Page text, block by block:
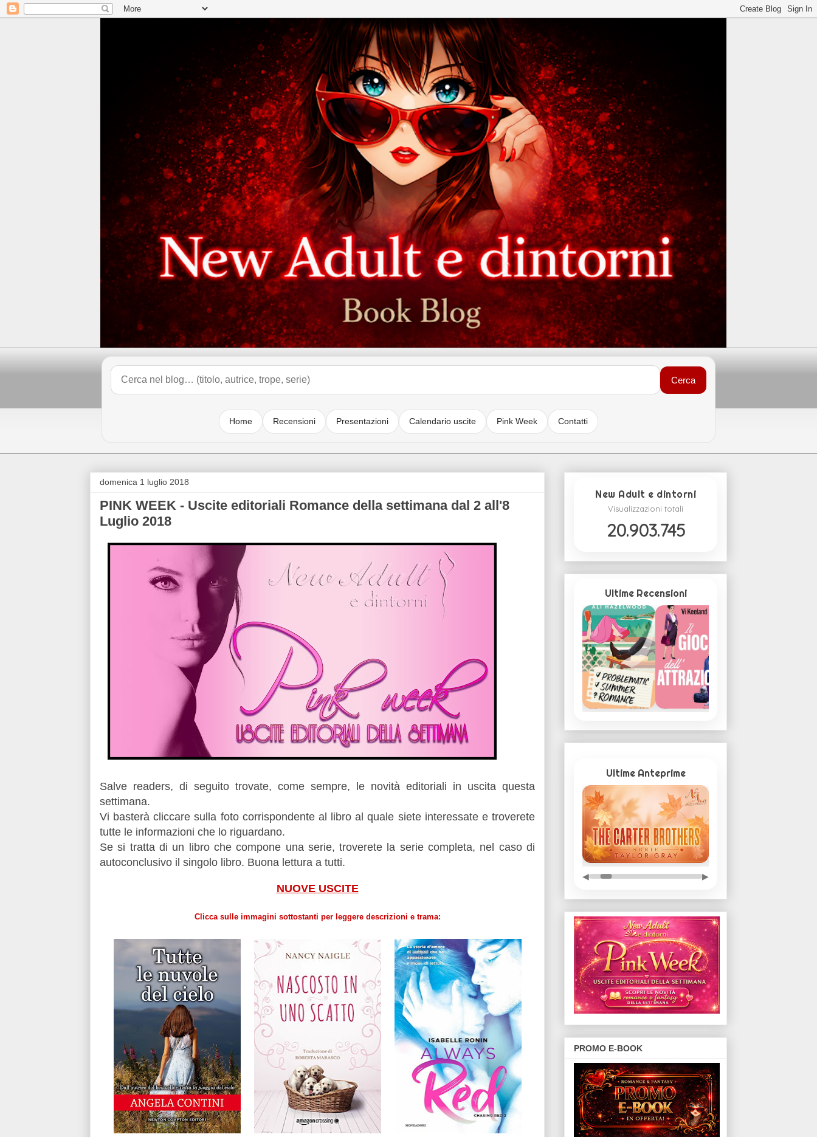
Cerca
Home Recensioni Presentazioni Calendario uscite Pink Week Contatti
domenica 1 luglio 2018
PINK WEEK - Uscite editoriali Romance della settimana dal 2 all'8
Luglio 2018
Salve readers, di seguito trovate, come sempre, le novità editoriali in uscita questa
settimana.
Vi basterà cliccare sulla foto corrispondente al libro al quale siete interessate e troverete
tutte le informazioni che lo riguardano.
Se si tratta di un libro che compone una serie, troverete la serie completa, nel caso di
autoconclusivo il singolo libro. Buona lettura a tutti.
NUOVE USCITE
Clicca sulle immagini sottostanti per leggere descrizioni e trama:
New Adult e dintorni
Visualizzazioni totali
20.903.745
Ultime Recensioni
Ultime Anteprime
◀ ▶
PROMO E-BOOK